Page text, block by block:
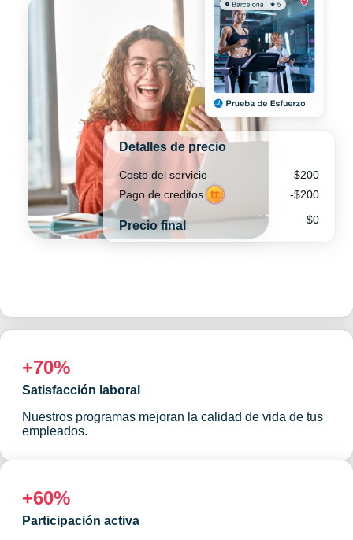
Detalles de precio
Costo del servicio
$200
Pago de creditos
-$200
Precio final $0
+70%
Satisfacción laboral
Nuestros programas mejoran la calidad de vida de tus
empleados.
+60%
Participación activa